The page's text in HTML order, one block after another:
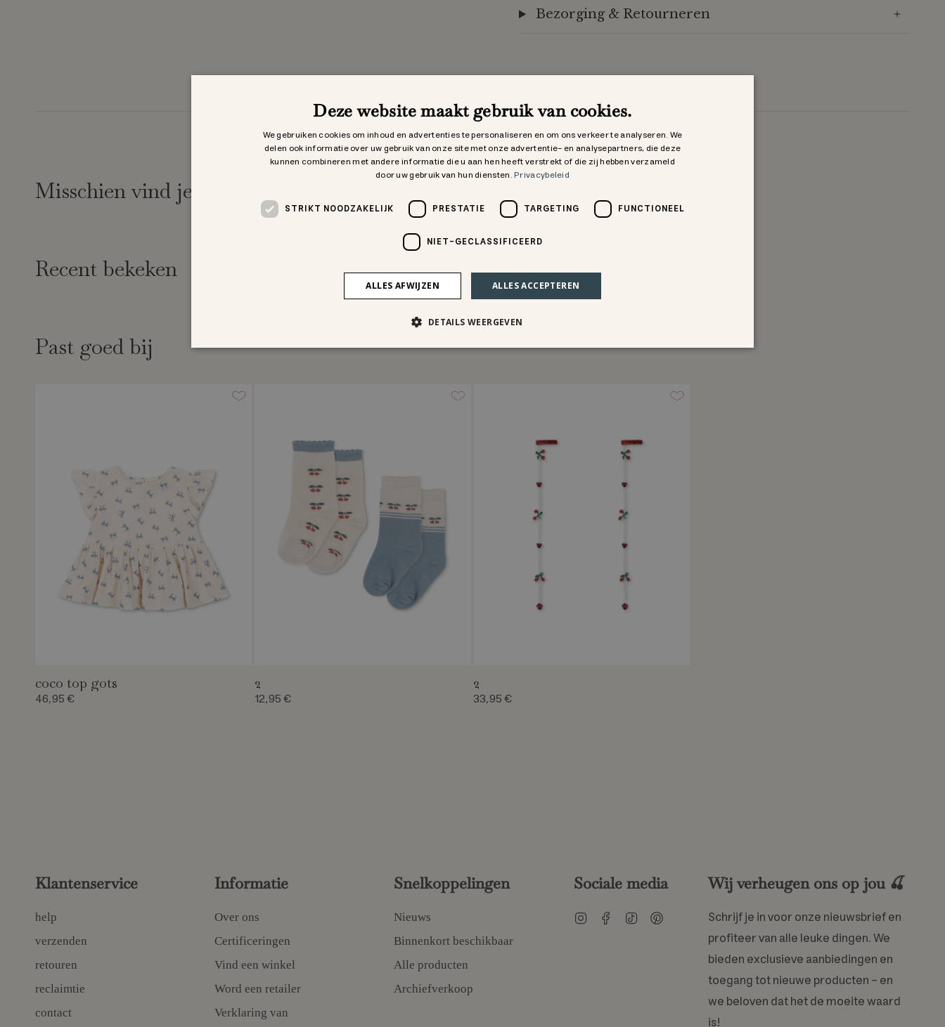
Bezorging & Retourneren
Misschien vind je dit ook leuk
Recent bekeken
Past goed bij
coco top gots
46,95 €
2
12,95 €
2
33,95 €
Klantenservice
help
verzenden
retouren
reclaimtie
contact
Informatie
Over ons
Certificeringen
Vind een winkel
Word een retailer
Verklaring van
Snelkoppelingen
Nieuws
Binnenkort beschikbaar
Alle producten
Archiefverkoop
Sociale media
InstagramFacebook
TikTokPinterest
Wij verheugen ons op jou 🍒
Schrijf je in voor onze nieuwsbrief en
profiteer van alle leuke dingen. We
bieden exclusieve aanbiedingen en
toegang tot nieuwe producten – en
we beloven dat het de moeite waard
is!
Deze website maakt gebruik van cookies.
We gebruiken cookies om inhoud en advertenties te personaliseren en om ons verkeer te analyseren. We
delen ook informatie over uw gebruik van onze site met onze advertentie- en analysepartners, die deze
kunnen combineren met andere informatie die u aan hen heeft verstrekt of die zij hebben verzameld
door uw gebruik van hun diensten.Privacybeleid
STRIKT NOODZAKELIJK PRESTATIE TARGETING FUNCTIONEEL
NIET-GECLASSIFICEERD
ALLES ACCEPTEREN
ALLES AFWIJZEN
DETAILS WEERGEVEN